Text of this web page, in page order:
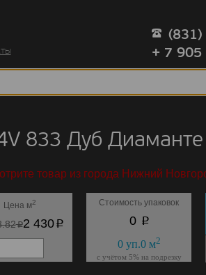
+ 7
833 Дуб
товар из города Нижний
Цена м2
p2 430p
Стоимость упаковок
0 p
0уп.0м2
с учётом 5% на подрезку